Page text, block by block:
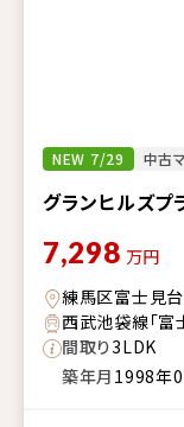
NEW 7/29 中古
グランヒルズプ
7,298 万円
練馬区富士見
西武池袋線「
間取り3LDK
築年月 1998年